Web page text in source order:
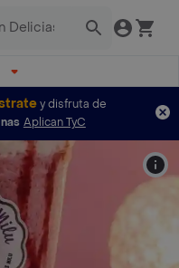
y disfruta de
Aplican TyC